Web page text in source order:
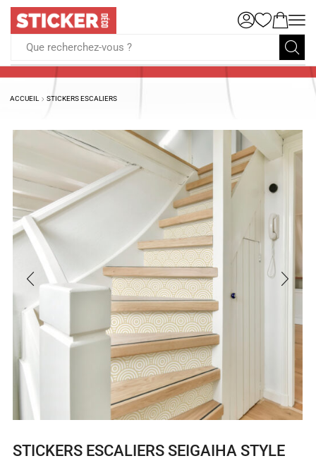
Que recherchez-vous ?
ACCUEIL STICKERS ESCALIERS
STICKERS ESCALIERS SEIGAIHA STYLE